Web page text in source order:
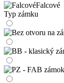
Falcové
Typ zámku